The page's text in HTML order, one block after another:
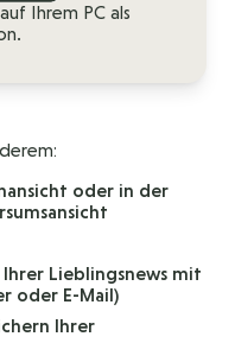
Ihrem PC als
oder in der
Lieblingsnews mit
oder E-Mail)
Ihrer